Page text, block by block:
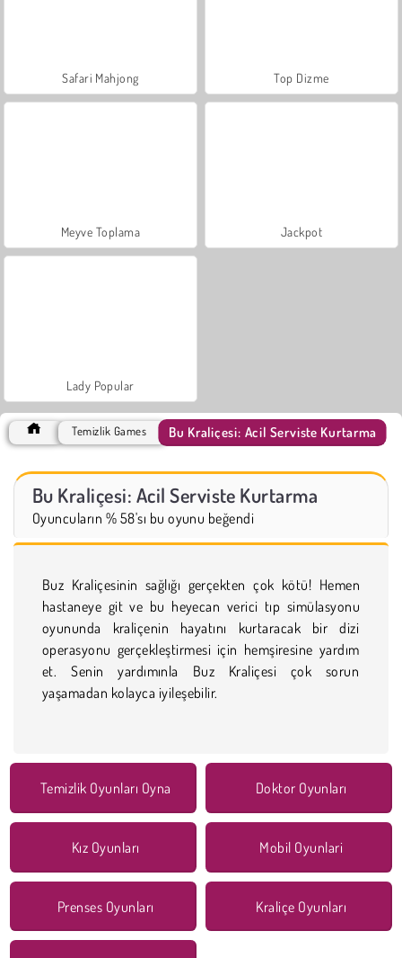
Safari Mahjong Top Dizme
Meyve Toplama Jackpot
Lady Popular
Temizlik Games Bu Kraliçesi: Acil Serviste Kurtarma
Bu Kraliçesi: Acil Serviste Kurtarma
Oyuncuların % 58'sı bu oyunu beğendi
Buz Kraliçesinin sağlığı gerçekten çok kötü! Hemen
hastaneye git ve bu heyecan verici tıp simülasyonu
oyununda kraliçenin hayatını kurtaracak bir dizi
operasyonu gerçekleştirmesi için hemşiresine yardım
et. Senin yardımınla Buz Kraliçesi çok sorun
yaşamadan kolayca iyileşebilir.
Temizlik Oyunları Oyna Doktor Oyunları
Kız Oyunları Mobil Oyunlari
Prenses Oyunları Kraliçe Oyunları